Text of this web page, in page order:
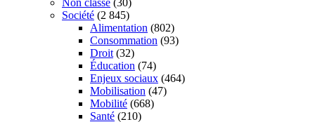
Non classé (30)
Société (2 845)
Alimentation (802)
Consommation (93)
Droit (32)
Éducation (74)
Enjeux sociaux (464)
Mobilisation (47)
Mobilité (668)
Santé (210)